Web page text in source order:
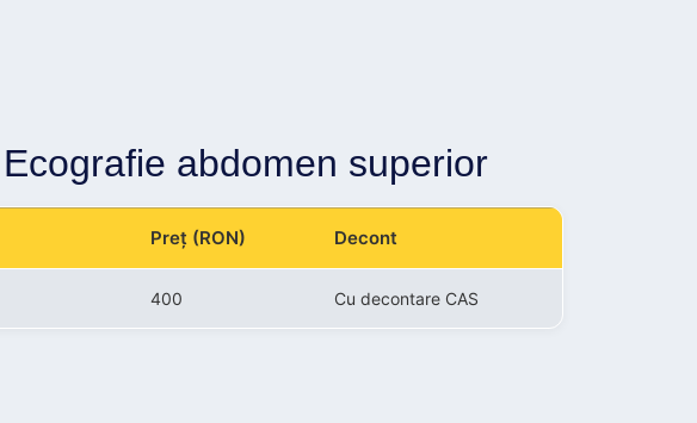
abdomen superior
Preț (RON) Decont
400 Cu decontare CAS